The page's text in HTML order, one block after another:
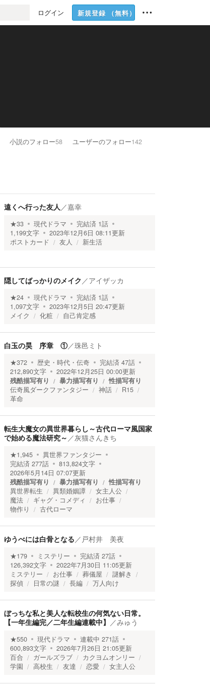
ログイン 新規登録 （無料）
小説のフォロー58 ユーザーのフォロー142
遠くへ行った友人／嘉幸
★33 現代ドラマ 完結済 1話
1,199文字 2023年12月6日 08:11更新
ポストカード
友人 新生活
隠してばっかりのメイク ／アイザッカ
★24 現代ドラマ 完結済 1話
1,097文字 2023年12月5日 20:47更新
メイク
化粧 自己肯定感
白玉の昊 序章 ①／珠邑ミト
★372 歴史・時代・伝奇 完結済 47話
212,890文字 2022年12月25日 00:00更新
残酷描写有り
暴力描写有り
性描写有り
伝奇風ダークファンタジー
神話
R15
革命
転生大魔女の異世界暮らし～古代ローマ風国家
で始める魔法研究～ ／灰猫さんきち
★1,945
異世界ファンタジー
完結済 277話 813,824文字
2026年5月14日 07:07更新
残酷描写有り
暴力描写有り
性描写有り
異世界転生
異類婚姻譚
女主人公
魔法
ギャグ・コメディ
お仕事
物作り
古代ローマ
ゆうべには白骨となる／ 戸村井 美夜
★179 ミステリー 完結済 27話
126,392文字 2022年7月30日 11:05更新
ミステリー
お仕事 葬儀屋
謎解き
探偵
日常の謎 長編 万人向け
ぼっちな私と美人な転校生の何気ない日常。
【一年生編完／二年生編連載中】 ／みゅう
★550 現代ドラマ 連載中 271話
600,893文字 2026年7月26日 21:05更新
百合
ガールズラブ
カクヨムオンリー
学園
高校生 友達 恋愛 女主人公